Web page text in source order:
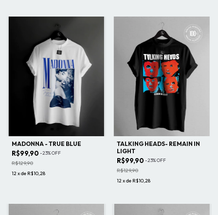
MADONNA - TRUE BLUE
R$99,90 -23%OFF
R$129,90
12xde R$10,28
TALKING HEADS- REMAIN IN
LIGHT
R$99,90 -23%OFF
R$129,90
12xde R$10,28